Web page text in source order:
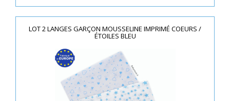
LOT 2 LANGES GARÇON MOUSSELINE IMPRIMÉ COEURS /
ÉTOILES BLEU